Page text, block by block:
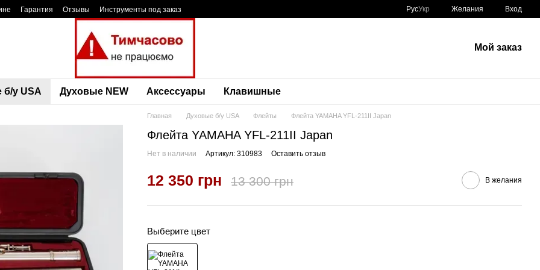
Гарантия Отзывы Инструменты под заказ РусУкр Желания Вход
Мой заказ
у USA Духовые NEW Аксессуары Клавишные
Главная Духовые б/у USA Флейты Флейта YAMAHA YFL-211II Japan
Флейта YAMAHA YFL-211II Japan
Нет в наличии Артикул: 310983 Оставить отзыв
12 350 грн 13 300 грн В желания
Выберите цвет